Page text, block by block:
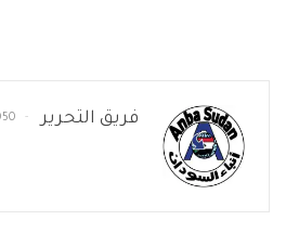
فريق التحرير 2050